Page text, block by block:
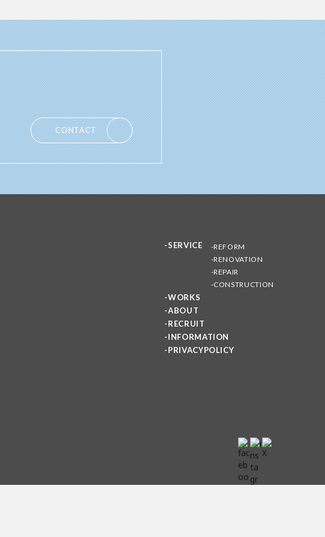
CONTACT
SERVICE
REFORM
RENOVATION
REPAIR
CONSTRUCTION
WORKS
ABOUT
RECRUIT
INFORMATION
PRIVACYPOLICY